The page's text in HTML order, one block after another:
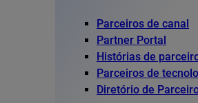
Parceiros de canal
Partner Portal
Histórias de
Parceiros de
Diretório de